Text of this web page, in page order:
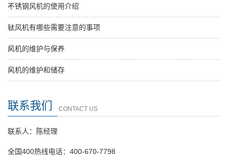
不锈钢风机的使用介绍
钛风机有哪些需要注意的事项
风机的维护与保养
风机的维护和储存
联系我们 CONTACT US
联系人：陈经理
全国400热线电话：400-670-7798